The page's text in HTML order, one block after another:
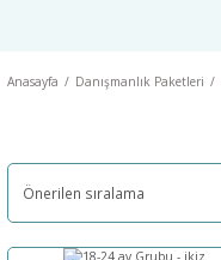
Anasayfa Danışmanlık Paketleri